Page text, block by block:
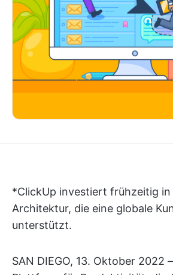
*ClickUp investiert frühzeitig in
Architektur, die eine globale
unterstützt.
SAN DIEGO, 13. Oktober 2022 –